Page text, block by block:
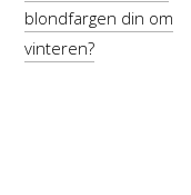
blondfargen din om
vinteren?